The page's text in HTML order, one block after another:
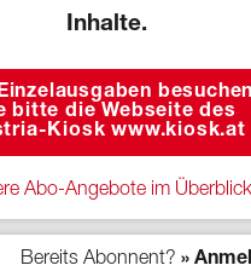
Inhalte.
besuchen
bitte die Webseite des
Kiosk www.kiosk.at
Abo-Angebote im Überblick
Bereits Abonnent? »